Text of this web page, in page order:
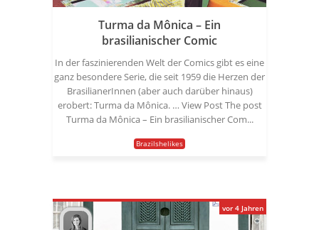
Turma da Mônica – Ein
brasilianischer Comic
In der faszinierenden Welt der Comics gibt es eine
ganz besondere Serie, die seit 1959 die Herzen der
BrasilianerInnen (aber auch darüber hinaus)
erobert: Turma da Mônica. … View Post The post
Turma da Mônica – Ein brasilianischer Com...
Brazilshelikes
vor 4 Jahren